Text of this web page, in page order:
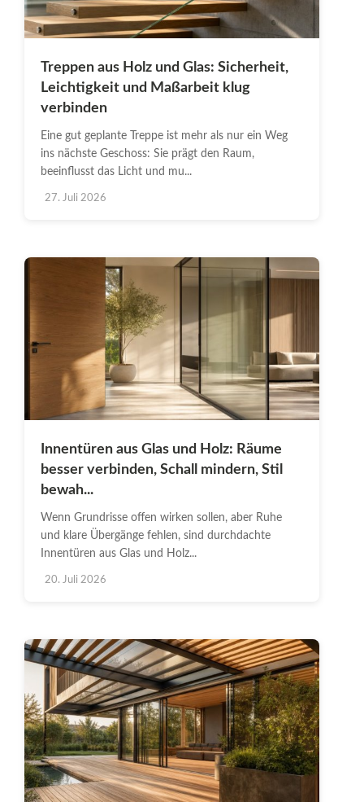
Treppen aus Holz und Glas: Sicherheit,
Leichtigkeit und Maßarbeit klug
verbinden
Eine gut geplante Treppe ist mehr als nur ein Weg
ins nächste Geschoss: Sie prägt den Raum,
beeinflusst das Licht und mu...
27. Juli 2026
Innentüren aus Glas und Holz: Räume
besser verbinden, Schall mindern, Stil
bewah...
Wenn Grundrisse offen wirken sollen, aber Ruhe
und klare Übergänge fehlen, sind durchdachte
Innentüren aus Glas und Holz...
20. Juli 2026